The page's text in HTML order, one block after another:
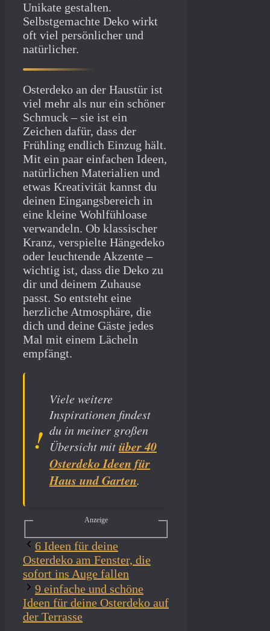
Unikate gestalten.
Selbstgemachte Deko wirkt
oft viel persönlicher und
natürlicher.
Osterdeko an der Haustür ist
viel mehr als nur ein schöner
Schmuck – sie ist ein
Zeichen dafür, dass der
Frühling endlich Einzug hält.
Mit ein paar einfachen Ideen,
natürlichen Materialien und
etwas Kreativität kannst du
deinen Eingangsbereich in
eine kleine Wohlfühloase
verwandeln. Ob klassischer
Kranz, verspielte Hängedeko
oder leuchtende Akzente –
wichtig ist, dass die Deko zu
dir und deinem Zuhause
passt. So entsteht eine
herzliche Atmosphäre, die
dich und deine Gäste jedes
Mal mit einem Lächeln
empfängt.
Viele weitere
Inspirationen findest
du in meiner großen
Übersicht mitüber 40
Osterdeko Ideen für
Haus und Garten.
Anzeige
6 Ideen für deine
Osterdeko am Fenster, die
sofort ins Auge fallen
9 einfache und schöne
Ideen für deine Osterdeko auf
der Terrasse